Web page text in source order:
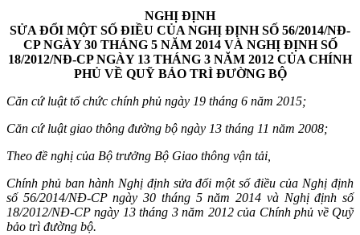
NGHỊ ĐỊNH
SỬA ĐỔI MỘT SỐ ĐIỀU CỦA NGHỊ ĐỊNH SỐ 56/2014/NĐ-
CP NGÀY 30 THÁNG 5 NĂM 2014 VÀ NGHỊ ĐỊNH SỐ
18/2012/NĐ-CP NGÀY 13 THÁNG 3 NĂM 2012 CỦA CHÍNH
PHỦ VỀ QUỸ BẢO TRÌ ĐƯỜNG BỘ
Căn cứ luật tổ chức chính phủ ngày 19 tháng 6 năm 2015;
Căn cứ luật giao thông đường bộ ngày 13 tháng 11 năm 2008;
Theo đề nghị của Bộ trưởng Bộ Giao thông vận tải,
Chính phủ ban hành Nghị định sửa đổi một số điều của Nghị định
số 56/2014/NĐ-CP ngày 30 tháng 5 năm 2014 và Nghị định số
18/2012/NĐ-CP ngày 13 tháng 3 năm 2012 của Chính phủ về Quỹ
bảo trì đường bộ.